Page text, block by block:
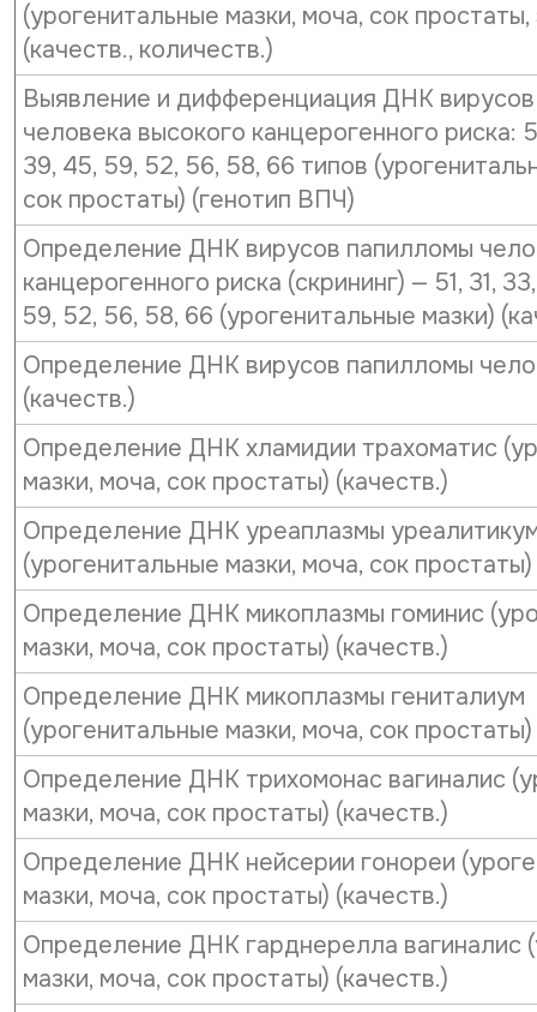
(урогенитальные мазки, моча, сок простаты,
(качеств., количеств.)
Выявление и дифференциация ДНК
человека высокого канцерогенного риска:
39, 45, 59, 52, 56, 58, 66 типов
сок простаты) (генотип ВПЧ)
Определение ДНК вирусов папилломы
канцерогенного риска (скрининг) — 51, 31,
59, 52, 56, 58, 66 (урогенитальные мазки)
Определение ДНК вирусов папилломы
(качеств.)
Определение ДНК хламидии трахоматис
мазки, моча, сок простаты) (качеств.)
Определение ДНК уреаплазмы
(урогенитальные мазки, моча, сок
Определение ДНК микоплазмы гоминис
мазки, моча, сок простаты) (качеств.)
Определение ДНК микоплазмы гениталиум
(урогенитальные мазки, моча, сок простаты)
Определение ДНК трихомонас вагиналис
мазки, моча, сок простаты) (качеств.)
Определение ДНК нейсерии гонореи
мазки, моча, сок простаты) (качеств.)
Определение ДНК гарднерелла вагиналис
мазки, моча, сок простаты) (качеств.)